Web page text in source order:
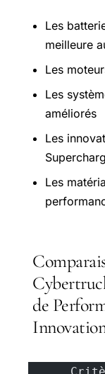
Les
meilleure
Les
Les
améliorés
Les
Les
de